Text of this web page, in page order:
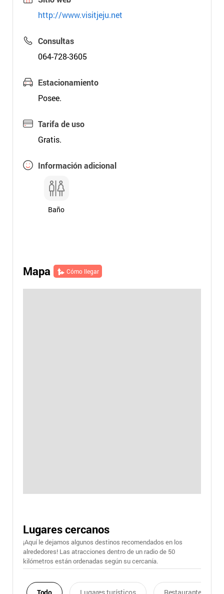
http://www.visitjeju.net
Consultas
064-728-3605
Estacionamiento
Posee.
Tarifa de uso
Gratis.
Información adicional
Baño
Mapa Cómo llegar
Lugares cercanos
¡Aquí le dejamos algunos destinos recomendados en los
alrededores! Las atracciones dentro de un radio de 50
kilómetros están ordenadas según su cercanía.